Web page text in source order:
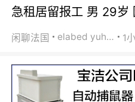
急租居留报工 男 29岁
闲聊法国 elabed yuhua 1